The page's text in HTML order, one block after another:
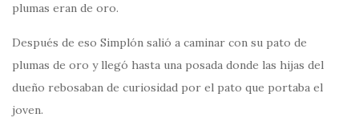
plumas eran de oro.
Después de eso Simplón salió a caminar con su pato de
plumas de oro y llegó hasta una posada donde las hijas del
dueño rebosaban de curiosidad por el pato que portaba el
joven.